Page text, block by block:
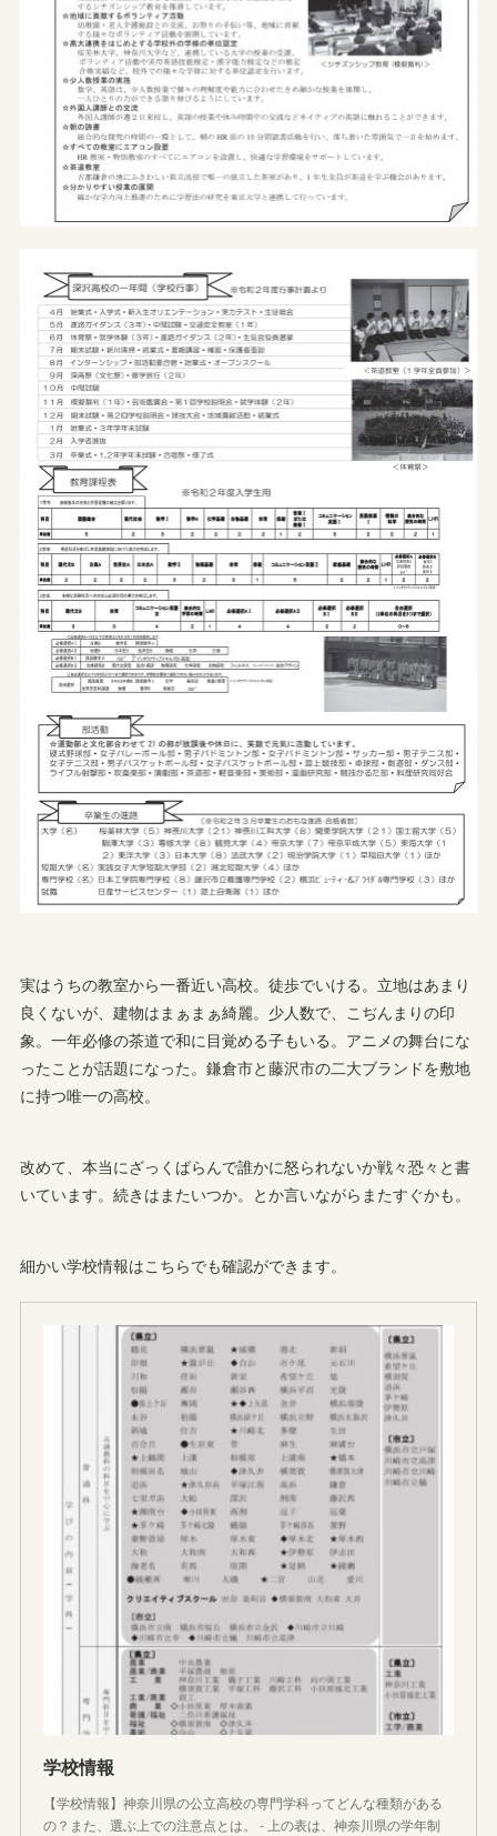
実はうちの教室から一番近い高校。徒歩でいける。立地はあまり
良くないが、建物はまぁまぁ綺麗。少人数で、こぢんまりの印
象。一年必修の茶道で和に目覚める子もいる。アニメの舞台にな
ったことが話題になった。鎌倉市と藤沢市の二大ブランドを敷地
に持つ唯一の高校。
改めて、本当にざっくばらんで誰かに怒られないか戦々恐々と書
いています。続きはまたいつか。とか言いながらまたすぐかも。
細かい学校情報はこちらでも確認ができます。
学校情報
【学校情報】神奈川県の公立高校の専門学科ってどんな種類がある
の？また、選ぶ上での注意点とは。 - 上の表は、神奈川県の学年制